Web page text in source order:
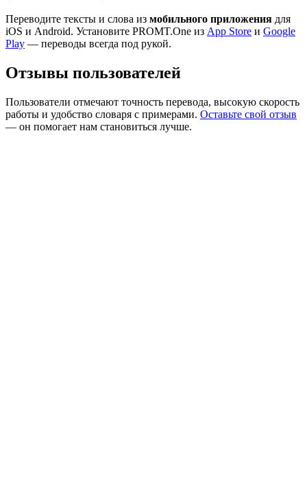
Переводите тексты и слова из мобильного приложения для
iOS и Android. Установите PROMT.One из App Store и Google
Play — переводы всегда под рукой.
Отзывы пользователей
Пользователи отмечают точность перевода, высокую скорость
работы и удобство словаря с примерами. Оставьте свой отзыв
— он помогает нам становиться лучше.